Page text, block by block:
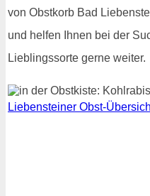
von Obstkorb Bad
und helfen Ihnen bei der
Lieblingssorte gerne weiter.
Liebensteiner Obst-